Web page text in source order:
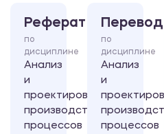
Реферат
по
дисциплине
Анализ
и
проектирование
производственных
процессов
Перевод
по
дисциплине
Анализ
и
процессов